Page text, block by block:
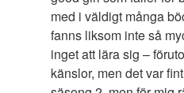
med i väldigt många
fanns liksom inte så
inget att lära sig –
känslor, men det var